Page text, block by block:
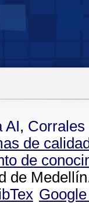
AI, Corrales
de
de
de